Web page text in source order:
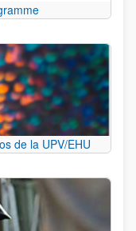
de la UPV/EHU